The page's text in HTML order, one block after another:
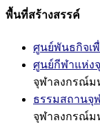
พื้นที่สร้างสรรค์
ศูนย์พันธกิจเ
ศูนย์กีฬาแห่ง
จุฬาลงกรณ์ม
ธรรมสถานจุ
จุฬาลงกรณ์ม